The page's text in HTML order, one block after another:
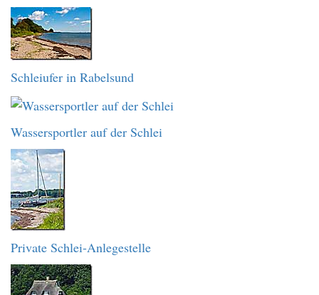
Schleiufer in Rabelsund
Wassersportler auf der Schlei
Private Schlei-Anlegestelle